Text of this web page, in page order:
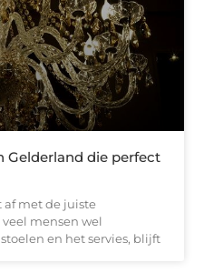
Gelderland die perfect
af met de juiste
mensen wel
en het servies, blijft